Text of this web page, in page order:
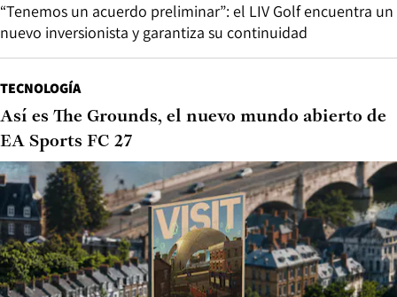
“Tenemos un acuerdo preliminar”: el LIV Golf encuentra un
nuevo inversionista y garantiza su continuidad
TECNOLOGÍA
Así es The Grounds, el nuevo mundo abierto de
EA Sports FC 27